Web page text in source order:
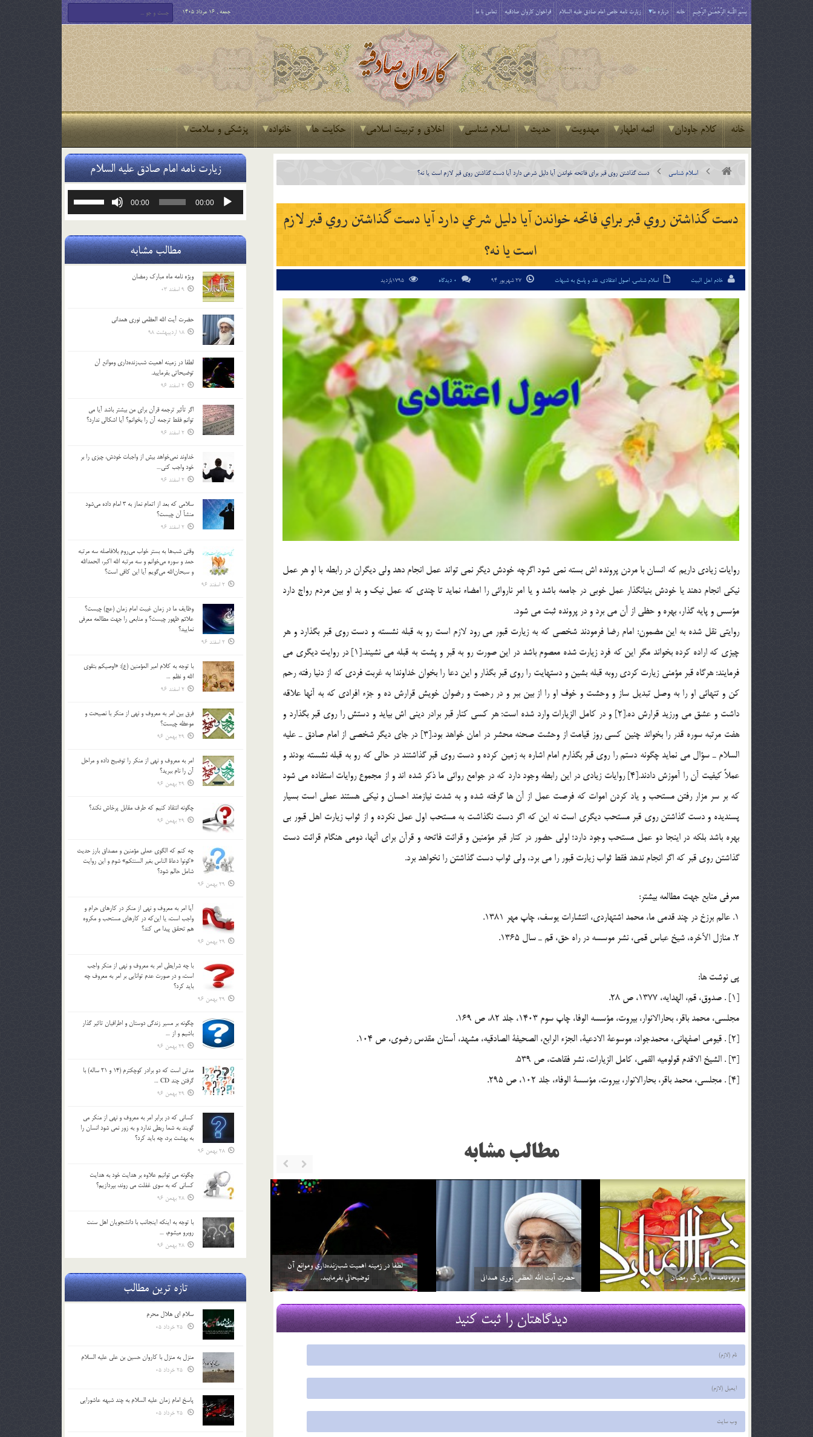
بِسْمِ اللَّـهِ الرَّحْمَـٰنِ الرَّحِيمِ خانه درباره ما زیارت نامه خاص امام صادق علیه السلام فراخوان کاروان صادقیه تماس با ما جمعه , 16 مرداد 1405
خانه کلام جاودان ائمه اطهار مهدویت حدیث اسلام شناسی اخلاق و تربیت اسلامی حکایت ها خانواده پزشکی و سلامت
اسلام شناسی دست گذاشتن روي قبر براي فاتحه خواندن آيا دليل شرعي دارد آيا دست گذاشتن روي قبر لازم است يا نه؟
دست گذاشتن روي قبر براي فاتحه خواندن آيا دليل شرعي دارد آيا دست گذاشتن روي قبر لازم
است يا نه؟
خادم اهل البیت اسلام شناسی, اصول اعتقادی, نقد و پاسخ به شبهات 0 دیدگاه
روايات زيادي داريم كه انسان با مردن پرونده اش بسته نمي شود اگرچه خودش ديگر نمي تواند عمل انجام دهد ولي ديگران در رابطه با او هر عمل
نيكي انجام دهند يا خودش بنيانگذار عمل خوبي در جامعه باشد و يا امر ناروائي را امضاء نمايد تا چندي كه عمل نيك و بد او بين مردم رواج دارد
مؤسس و پايه گذار، بهره و حظي از آن مي برد و در پرونده ثبت مي شود.
روايتي نقل شده به اين مضمون: امام رضا فرمودند شخصي كه به زيارت قبور مي رود لازم است رو به قبله نشسته و دست روي قبر بگذارد و هر
چيزي كه اراده كرده بخواند مگر اين كه فرد زيارت شده معصوم باشد در اين صورت رو به قبر و پشت به قبله مي نشيند.[1] در روايت ديگري مي
فرمايند: هرگاه قبر مؤمني زيارت كردي روبه قبله بشين و دستهايت را روي قبر بگذار و اين دعا را بخوان خداوندا به غربت فردي كه از دنيا رفته رحم
كن و تنهائي او را به وصل تبديل ساز و وحشت و خوف او را از بين ببر و در رحمت و رضوان خويش قرارش ده و جزء افرادي كه به آنها علاقه
داشت و عشق مي ورزيد قرارش ده.[2] و در كامل الزيارات وارد شده است: هر كسي كنار قبر برادر ديني اش بيايد و دستش را روي قبر بگذارد و
هفت مرتبه سوره قدر را بخواند چنين كسي روز قيامت از وحشت صحنه محشر در امان خواهد بود.[3] در جاي ديگر شخصي از امام صادق ـ عليه
السلام ـ سؤال مي نمايد چگونه دستم را روي قبر بگذارم امام اشاره به زمين كرده و دست روي قبر گذاشتند در حالي كه رو به قبله نشسته بودند و
عملاً كيفيت آن را آموزش دادند.[4] روايات زيادي در اين رابطه وجود دارد که در جوامع روائي ما ذكر شده اند و از مجموع روايات استفاده مي شود
كه بر سر مزار رفتن مستحب و ياد كردن اموات كه فرصت عمل از آن ها گرفته شده و به شدت نيازمند احسان و نيكي هستند عملي است بسيار
پسنديده و دست گذاشتن روي قبر مستحب ديگري است نه اين كه اگر دست نگذاشت به مستحب اول عمل نكرده و از ثواب زيارت اهل قبور بي
بهره باشد بلکه در اينجا دو عمل مستحب وجود دارد؛ اولي حضور در كنار قبر مؤمنين و قرائت فاتحه و قرآن براي آنها، دومي هنگام قرائت دست
گذاشتن روي قبر كه اگر انجام ندهد فقط ثواب زيارت قبور را مي برد، ولي ثواب دست گذاشتن را نخواهد برد.
معرفي منابع جهت مطالعه بيشتر:
1. عالم برزخ در چند قدمي ما، محمد اشتهاردي، انتشارات يوسف، چاپ مهر 1381.
2. منازل الآخره، شيخ عباس قمي، نشر موسسه در راه حق، قم ـ سال 1365.
پي نوشت ها:
[1] . صدوق، ‌قم، الهدايه، 1377، ‌ص 28.
مجلسي، محمد باقر، بحارالانوار، بيروت، مؤسسه الوفا، چاپ سوم 1403، جلد 82، ص 169.
[2] . قيومي اصفهاني، محمدجواد، موسوعة الادعية، الجزء الرابع، الصحيفة الصادقيه، مشهد، آستان مقدس رضوي، ص 104.
[3] . الشيخ الاقدم قولوميه القمي، كامل الزيارات، نشر فقاهت، ص 539.
[4] . مجلسي، محمد باقر، بحارالانوار، بيروت، مؤسسة الوفاء، جلد 102، ص 295.
مطالب مشابه
اگر تأثير ترجمه قرآن براي من بيشتر باشد آيا مي توانم
فقط ترجمه آن را بخوانم؟ آيا اشكالي ندارد؟
2 اسفند 96
خداوند نمي‌خواهد بيش از واجبات خودش، چيزي را
بر خود واجب كني…
2 اسفند 96
سلامي كه بعد از اتمام نماز به 3 امام داده مي‌شود منشأ
آن چيست؟
2 اسفند 96
دیدگاهتان را ثبت کنید
زیارت نامه امام صادق علیه السلام
پخش‌کننده
00:00
00:00
یا
صدا
کلیدهای
مطالب مشابه
ویژه نامه ماه مبارک رمضان
9 اسفند 03
حضرت آیت الله العظمی نوری همدانی
18 اردیبهشت 98
لطفا در زمينه اهميت شب‌زنده‌داري وموانع آن
توضيحاتي بفرماييد.
2 اسفند 96
اگر تأثير ترجمه قرآن براي من بيشتر باشد آيا مي
توانم فقط ترجمه آن را بخوانم؟ آيا اشكالي ندارد؟
2 اسفند 96
خداوند نمي‌خواهد بيش از واجبات خودش، چيزي را بر
خود واجب كني…
2 اسفند 96
سلامي كه بعد از اتمام نماز به 3 امام داده مي‌شود
منشأ آن چيست؟
2 اسفند 96
وقتي شب‌ها به بستر خواب مي‌روم بلافاصله سه مرتبه
حمد و سوره مي‌خوانم و سه مرتبه الله اكبر، الحمدالله
و سبحان‌الله مي‌گويم آيا اين كافي است؟
2 اسفند 96
وظايف ما در زمان غيبت امام زمان (عج) چيست؟
علائم ظهور چيست؟ و منابعي را جهت مطالعه معرفي
نماييد؟
2 اسفند 96
با توجه به كلام امير المؤمنين (ع): «اوصيكم بتقوي
الله و نظم …
2 اسفند 96
فرق بين امر به معروف و نهي از منكر با نصيحت و
موعظه چيست؟
29 بهمن 96
امر به معروف و نهي از منكر را توضيح داده و مراحل
آن را نام ببريد؟
29 بهمن 96
چگونه انتقاد كنيم كه طرف مقابل پرخاش نكند؟
29 بهمن 96
چه كنم كه الگوي عملي مؤمنين و مصداق بارز حديث
«كونوا دعاة الناس بغير السنتكم» شوم و اين روايت
شامل حالم شود؟
29 بهمن 96
آيا امر به معروف و نهي از منكر در كارهاي حرام و
واجب است، يا اين‌كه در كارهاي مستحب و مكروه
هم تحقق پيدا مي كند؟
29 بهمن 96
با چه شرايطي امر به معروف و نهي از منکر واجب
است، و در صورت عدم توانايي بر امر به معروف چه
بايد کرد؟
29 بهمن 96
چگونه بر مسير زندگي دوستان و اطرافيان تاثير گذار
باشيم و از …
29 بهمن 96
مدتي است كه دو برادر كوچكترم (14 و 21 ساله) با
گرفتن چند CD …
29 بهمن 96
كساني كه در برابر امر به معروف و نهي از منكر مي
گويند به شما ربطي ندارد و به زور نمي شود انسان را
به بهشت برد، چه بايد كرد؟
28 بهمن 96
چگونه مي توانيم علاوه بر هدايت خود به هدايت
كساني كه به سوي غفلت مي روند، بپردازيم؟
28 بهمن 96
با توجه به اينكه اينجانب با دانشجويان اهل سنت
روبرو مي‎شوم، …
28 بهمن 96
تازه ترین مطالب
سلام ای هلال محرم
منزل به منزل با کاروان حسین بن علی علیه السلام
پاسخ امام زمان علیه السلام به چند شبهه عاشورایی